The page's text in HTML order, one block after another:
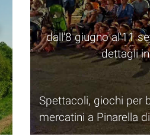
dall'8 giugno al'11
dettagli
Spettacoli, giochi per
mercatini a Pinarella